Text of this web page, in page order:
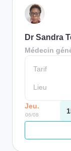
Dr Sandra
Médecin
Tarif
Lieu
Jeu.
06/08